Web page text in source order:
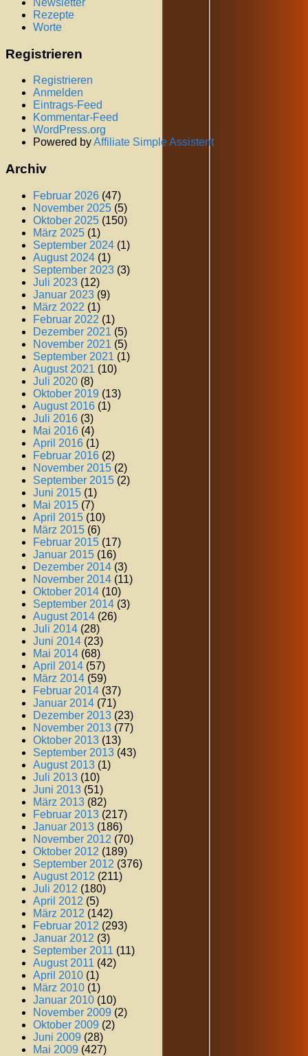
Newsletter
Rezepte
Worte
Registrieren
Registrieren
Anmelden
Eintrags-Feed
Kommentar-Feed
WordPress.org
Powered byAffiliate Simple Assistent
Archiv
Februar 2026 (47)
November 2025 (5)
Oktober 2025 (150)
März 2025 (1)
September 2024 (1)
August 2024 (1)
September 2023 (3)
Juli 2023 (12)
Januar 2023 (9)
März 2022 (1)
Februar 2022 (1)
Dezember 2021 (5)
November 2021 (5)
September 2021 (1)
August 2021 (10)
Juli 2020 (8)
Oktober 2019 (13)
August 2016 (1)
Juli 2016 (3)
Mai 2016 (4)
April 2016 (1)
Februar 2016 (2)
November 2015 (2)
September 2015 (2)
Juni 2015 (1)
Mai 2015 (7)
April 2015 (10)
März 2015 (6)
Februar 2015 (17)
Januar 2015 (16)
Dezember 2014 (3)
November 2014 (11)
Oktober 2014 (10)
September 2014 (3)
August 2014 (26)
Juli 2014 (28)
Juni 2014 (23)
Mai 2014 (68)
April 2014 (57)
März 2014 (59)
Februar 2014 (37)
Januar 2014 (71)
Dezember 2013 (23)
November 2013 (77)
Oktober 2013 (13)
September 2013 (43)
August 2013 (1)
Juli 2013 (10)
Juni 2013 (51)
März 2013 (82)
Februar 2013 (217)
Januar 2013 (186)
November 2012 (70)
Oktober 2012 (189)
September 2012 (376)
August 2012 (211)
Juli 2012 (180)
April 2012 (5)
März 2012 (142)
Februar 2012 (293)
Januar 2012 (3)
September 2011 (11)
August 2011 (42)
April 2010 (1)
März 2010 (1)
Januar 2010 (10)
November 2009 (2)
Oktober 2009 (2)
Juni 2009 (28)
Mai 2009 (427)